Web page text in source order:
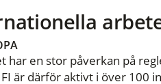
har en stor påverkan på
är därför aktivt i över 100